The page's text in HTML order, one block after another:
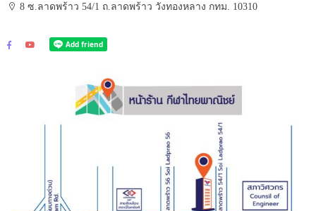
8 ซ.ลาดพร้าว 54/1 ถ.ลาดพร้าว วังทองหลาง กทม. 10310